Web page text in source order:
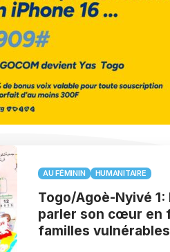
AU FÉMININ HUMANITAIRE
Togo/Agoè-Nyivé 1:
parler son cœur en
familles